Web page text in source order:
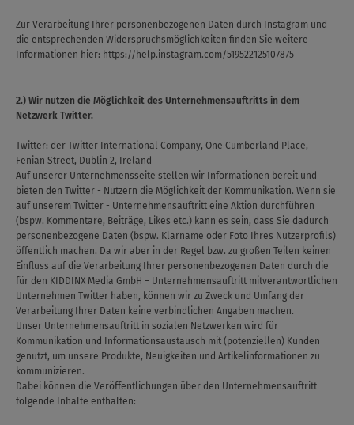
Zur Verarbeitung Ihrer personenbezogenen Daten durch Instagram und
die entsprechenden Widerspruchsmöglichkeiten finden Sie weitere
Informationen hier: https://help.instagram.com/519522125107875
2.) Wir nutzen die Möglichkeit des Unternehmensauftritts in dem
Netzwerk Twitter.
Twitter: der Twitter International Company, One Cumberland Place,
Fenian Street, Dublin 2, Ireland
Auf unserer Unternehmensseite stellen wir Informationen bereit und
bieten den Twitter - Nutzern die Möglichkeit der Kommunikation. Wenn sie
auf unserem Twitter - Unternehmensauftritt eine Aktion durchführen
(bspw. Kommentare, Beiträge, Likes etc.) kann es sein, dass Sie dadurch
personenbezogene Daten (bspw. Klarname oder Foto Ihres Nutzerprofils)
öffentlich machen. Da wir aber in der Regel bzw. zu großen Teilen keinen
Einfluss auf die Verarbeitung Ihrer personenbezogenen Daten durch die
für den KIDDINX Media GmbH – Unternehmensauftritt mitverantwortlichen
Unternehmen Twitter haben, können wir zu Zweck und Umfang der
Verarbeitung Ihrer Daten keine verbindlichen Angaben machen.
Unser Unternehmensauftritt in sozialen Netzwerken wird für
Kommunikation und Informationsaustausch mit (potenziellen) Kunden
genutzt, um unsere Produkte, Neuigkeiten und Artikelinformationen zu
kommunizieren.
Dabei können die Veröffentlichungen über den Unternehmensauftritt
folgende Inhalte enthalten: